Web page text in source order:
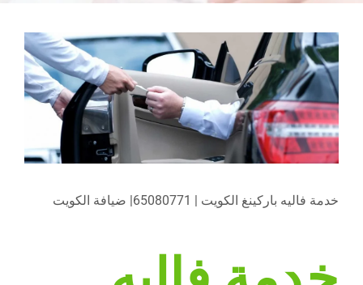
مشاهدة
صورة
أكبر
خدمة فاليه باركينغ الكويت | 65080771| ضيافة الكويت